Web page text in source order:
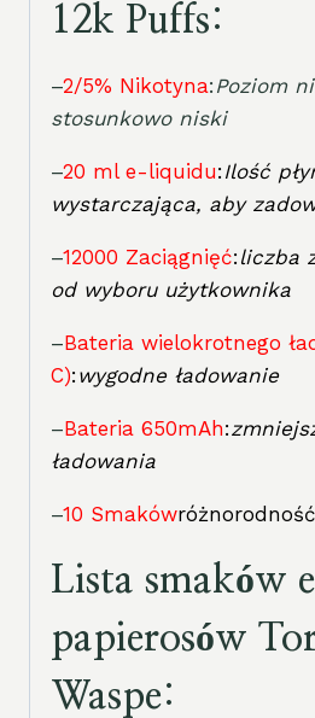
12k Puffs:
–2/5% Nikotyna: Poziom
stosunkowo niski
–20 ml e-liquidu: Ilość
wystarczająca, aby
–12000 Zaciągnięć: liczba
od wyboru użytkownika
–Bateria wielokrotnego
C): wygodne ładowanie
–Bateria 650mAh:
ładowania
–10 Smaków
Lista smaków
papierosów
Waspe: